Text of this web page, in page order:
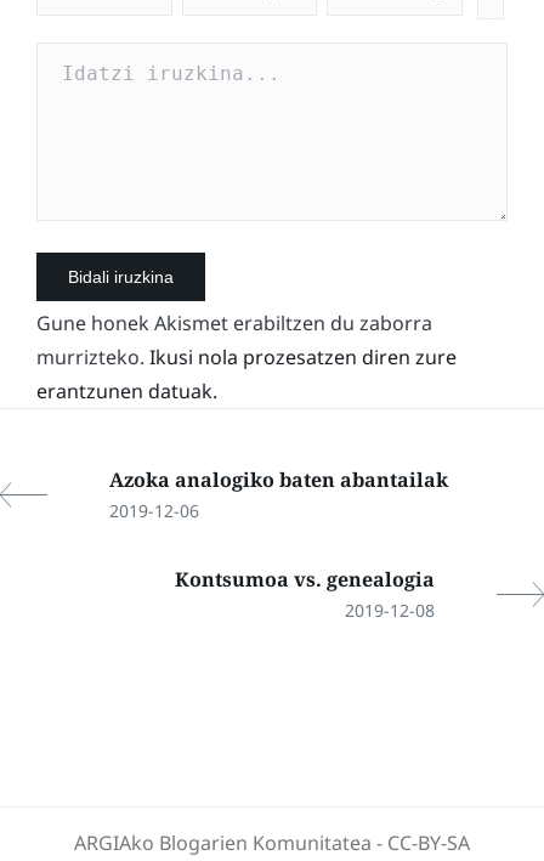
Gune honek Akismet erabiltzen du zaborra
murrizteko. Ikusi nola prozesatzen diren zure
erantzunen datuak.
Azoka analogiko baten abantailak
2019-12-06
Kontsumoa vs. genealogia
2019-12-08
ARGIAko Blogarien Komunitatea - CC-BY-SA